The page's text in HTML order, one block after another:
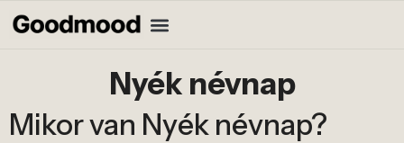
Nyék névnap
Mikor van Nyék névnap?